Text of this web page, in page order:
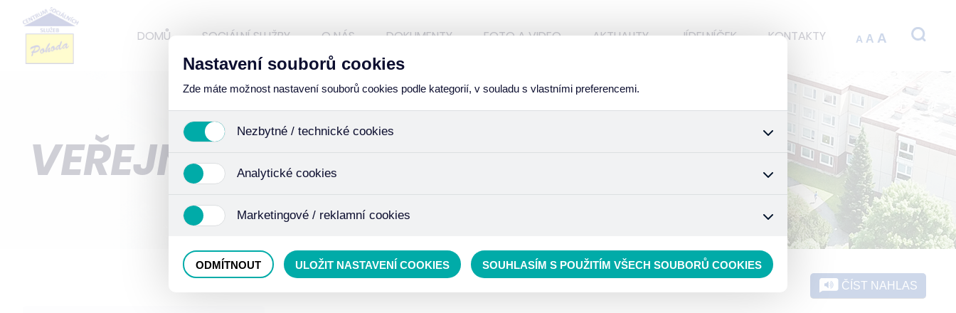
DOMŮ SOCIÁLNÍ SLUŽBY O NÁS DOKUMENTY FOTO A VIDEO AKTUALITY JÍDELNÍČEK KONTAKTY A A A
VEŘEJNÉ ZAKÁZKY
ČÍST NAHLAS
Nastavení souborů cookies
Zde máte možnost nastavení souborů cookies podle kategorií, v souladu s vlastními preferencemi.
Nezbytné / technické cookies
funkcí. Používají se mimo jiné k ukládání produktů v nákupním košíku, ovládání filtrů a také nastavení souhlasu s
Analytické cookies
anonymizaci se již nejedná o osobní údaje, protože anonymizované cookies nelze přiřadit konkrétnímu uživateli.
Marketingové / reklamní cookies
ODMÍTNOUT
ULOŽIT NASTAVENÍ COOKIES SOUHLASÍM S POUŽITÍM VŠECH SOUBORŮ COOKIES